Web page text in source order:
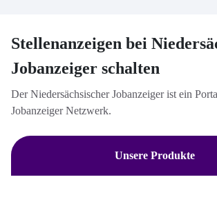
Stellenanzeigen bei
Jobanzeiger schalten
Der Niedersächsischer Jobanzeiger ist ein
Jobanzeiger Netzwerk.
Unsere Produkte